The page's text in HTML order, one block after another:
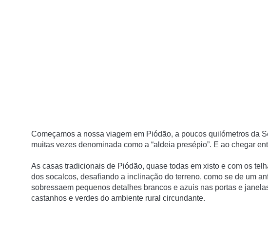
Começamos a nossa viagem em Piódão, a poucos quilómetros da
muitas vezes denominada como a “aldeia presépio”. E ao chegar
As casas tradicionais de Piódão, quase todas em xisto e com os
dos socalcos, desafiando a inclinação do terreno, como se de um
sobressaem pequenos detalhes brancos e azuis nas portas e
castanhos e verdes do ambiente rural circundante.